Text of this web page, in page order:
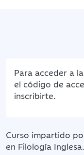
Para acceder a
el código de
inscribirte.
Curso impartido
en Filología Inglesa.